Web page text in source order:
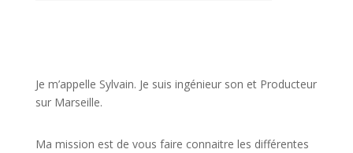
Je m’appelle Sylvain. Je suis ingénieur son et Producteur
sur Marseille.
Ma mission est de vous faire connaitre les différentes